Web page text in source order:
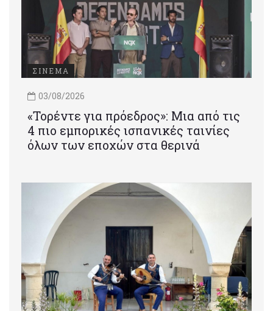
ΣΙΝΕΜΑ
03/08/2026
«Τορέντε για πρόεδρος»: Mια από τις
4 πιο εμπορικές ισπανικές ταινίες
όλων των εποχών στα θερινά